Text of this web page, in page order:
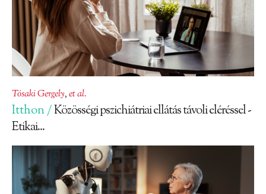
Tósaki Gergely,et al.
Itthon /Közösségi pszichiátriai ellátás távoli eléréssel -
Etikai...